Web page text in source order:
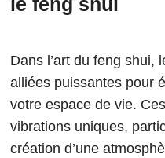
Dans l’art du feng shui,
alliées puissantes pour
votre espace de vie.
vibrations uniques,
création d’une